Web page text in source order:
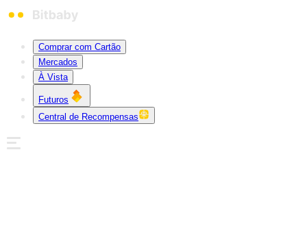
Comprar com Cartão
Mercados
À Vista
Futuros
Central de Recompensas